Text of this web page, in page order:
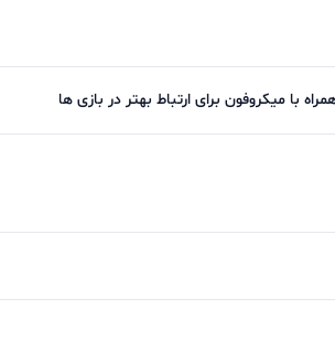
با میکروفون برای ارتباط بهتر در بازی ها